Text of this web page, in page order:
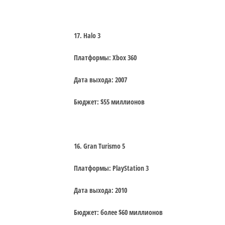
17. Halo 3
Платформы: Xbox 360
Дата выхода: 2007
Бюджет: $55 миллионов
16. Gran Turismo 5
Платформы: PlayStation 3
Дата выхода: 2010
Бюджет: более $60 миллионов